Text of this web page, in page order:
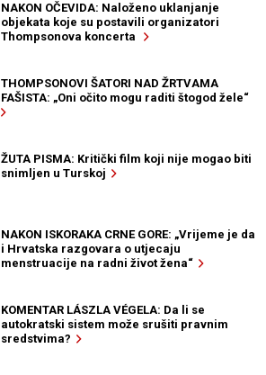
NAKON OČEVIDA: Naloženo uklanjanje
objekata koje su postavili organizatori
Thompsonova koncerta
THOMPSONOVI ŠATORI NAD ŽRTVAMA
FAŠISTA: „Oni očito mogu raditi štogod žele“
ŽUTA PISMA: Kritički film koji nije mogao biti
snimljen u Turskoj
NAKON ISKORAKA CRNE GORE: „Vrijeme je da
i Hrvatska razgovara o utjecaju
menstruacije na radni život žena“
KOMENTAR LÁSZLA VÉGELA: Da li se
autokratski sistem može srušiti pravnim
sredstvima?